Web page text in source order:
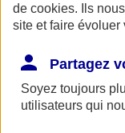
de cookies. Ils
site et faire évoluer
Partagez
Soyez toujours
utilisateurs qui